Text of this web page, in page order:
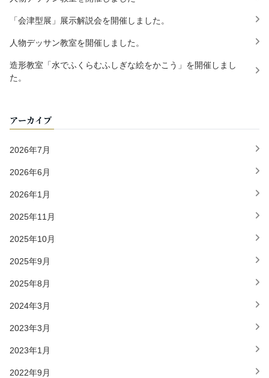
「会津型展」展示解説会を開催しました。
人物デッサン教室を開催しました。
造形教室「水でふくらむふしぎな絵をかこう」を開催しまし
た。
アーカイブ
2026年7月
2026年6月
2026年1月
2025年11月
2025年10月
2025年9月
2025年8月
2024年3月
2023年3月
2023年1月
2022年9月